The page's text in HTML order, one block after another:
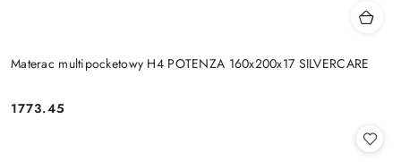
Materac multipocketowy H4 POTENZA 160x200x17 SILVERCARE
Cena:
1773.45